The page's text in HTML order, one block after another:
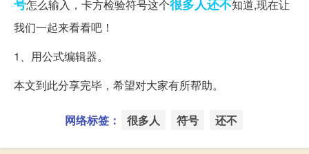
号怎么输入，卡方检验符号这个很多人还不知道,现在让
我们一起来看看吧！
1、用公式编辑器。
本文到此分享完毕，希望对大家有所帮助。
网络标签： 很多人 符号 还不